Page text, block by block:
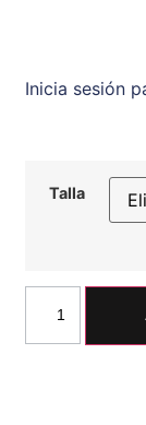
Inicia sesión
Talla